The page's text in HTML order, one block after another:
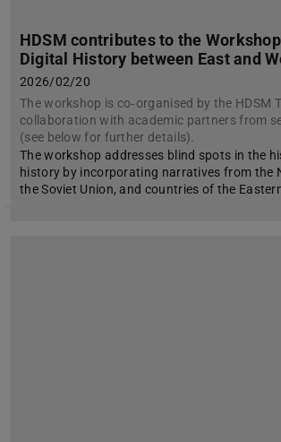
HDSM contributes to the
Digital History between East and
2026/02/20
The workshop is co‑organised by the HDSM
collaboration with academic partners from
(see below for further details).
The workshop addresses blind spots in the
history by incorporating narratives from the
the Soviet Union, and countries of the